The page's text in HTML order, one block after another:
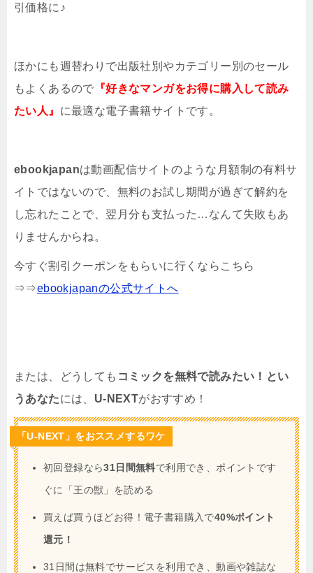
引価格に♪
ほかにも週替わりで出版社別やカテゴリー別のセール
もよくあるので 『好きなマンガをお得に購入して読み
たい人』 に最適な電子書籍サイトです。
ebookjapanは動画配信サイトのような月額制の有料サ
イトではないので、無料のお試し期間が過ぎて解約を
し忘れたことで、翌月分も支払った…なんて失敗もあ
りませんからね。
今すぐ割引クーポンをもらいに行くならこちら
⇒⇒ebookjapanの公式サイトへ
または、どうしても コミックを無料で読みたい！とい
うあなたには、 U-NEXTがおすすめ！
「U-NEXT」をおススメするワケ
初回登録なら31日間無料で利用でき、ポイントです
ぐに「王の獣」を読める
買えば買うほどお得！電子書籍購入で40%ポイント
還元！
31日間は無料でサービスを利用でき、動画や雑誌な